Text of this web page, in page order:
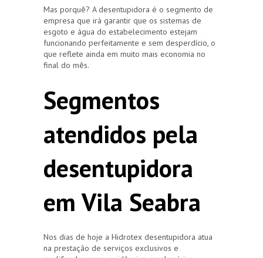
Mas porquê? A desentupidora é o segmento de
empresa que irá garantir que os sistemas de
esgoto e água do estabelecimento estejam
funcionando perfeitamente e sem desperdício, o
que reflete ainda em muito mais economia no
final do mês.
Segmentos
atendidos pela
desentupidora
em Vila Seabra
Nos dias de hoje a Hidrotex desentupidora atua
na prestação de serviços exclusivos e